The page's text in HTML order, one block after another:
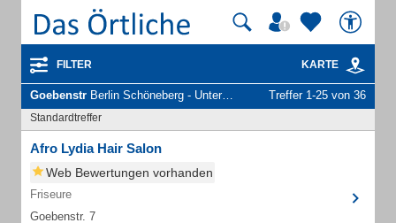
FILTER KARTE
Goebenstr Berlin Schöneberg - Unternehmen und Personen Treffer 1-25 von 36
Standardtreffer
Afro Lydia Hair Salon
Web Bewertungen vorhanden
Friseure
Goebenstr. 7